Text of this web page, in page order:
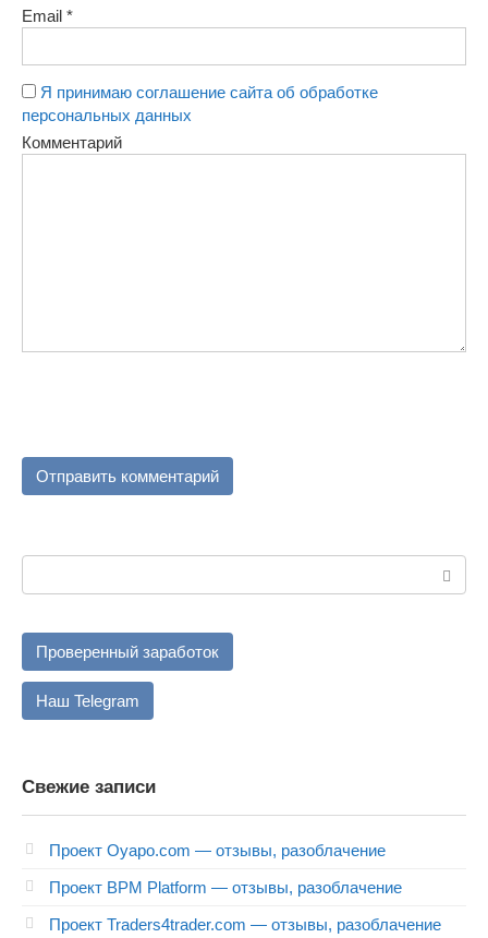
Email *
Я принимаю соглашение сайта об обработке
персональных данных
Комментарий
Проверенный заработок
Наш Telegram
Свежие записи
Проект Oyapo.com — отзывы, разоблачение
Проект BPM Platform — отзывы, разоблачение
Проект Traders4trader.com — отзывы, разоблачение